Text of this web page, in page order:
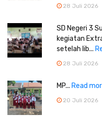
28 Juli 2026
SD Negeri 3
kegiatan
setelah lib...
28 Juli 2026
MP... Read
20 Juli 2026